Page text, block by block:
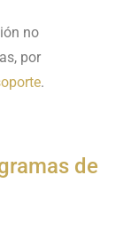
no
por
.
de